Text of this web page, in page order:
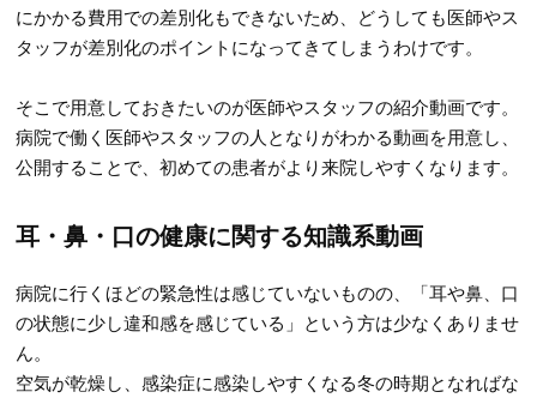
にかかる費用での差別化もできないため、どうしても医師やス
タッフが差別化のポイントになってきてしまうわけです。
そこで用意しておきたいのが医師やスタッフの紹介動画です。
病院で働く医師やスタッフの人となりがわかる動画を用意し、
公開することで、初めての患者がより来院しやすくなります。
耳・鼻・口の健康に関する知識系動画
病院に行くほどの緊急性は感じていないものの、「耳や鼻、口
の状態に少し違和感を感じている」という方は少なくありませ
ん。
空気が乾燥し、感染症に感染しやすくなる冬の時期となればな